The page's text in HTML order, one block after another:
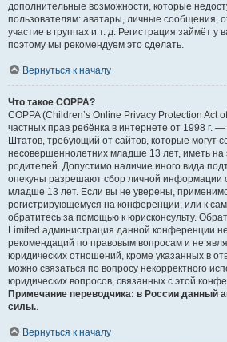
дополнительные возможности, которые
пользователям: аватары, личные сообщения,
участие в группах и т. д. Регистрация займёт у
поэтому мы рекомендуем это сделать.
Вернуться к началу
Что такое COPPA?
COPPA (Children’s Online Privacy Protection Act
частных прав ребёнка в интернете от 1998 г.
Штатов, требующий от сайтов, которые могут
несовершеннолетних младше 13 лет, иметь на
родителей. Допустимо наличие иного вида
опекуны разрешают сбор личной информации
младше 13 лет. Если вы не уверены, применимо
регистрирующемуся на конференции, или к
обратитесь за помощью к юрисконсульту.
Limited администрация данной конференции
рекомендаций по правовым вопросам и не
юридических отношений, кроме указанных в
можно связаться по вопросу некорректного
юридических вопросов, связанных с этой
Примечание переводчика: в России данный
силы..
Вернуться к началу